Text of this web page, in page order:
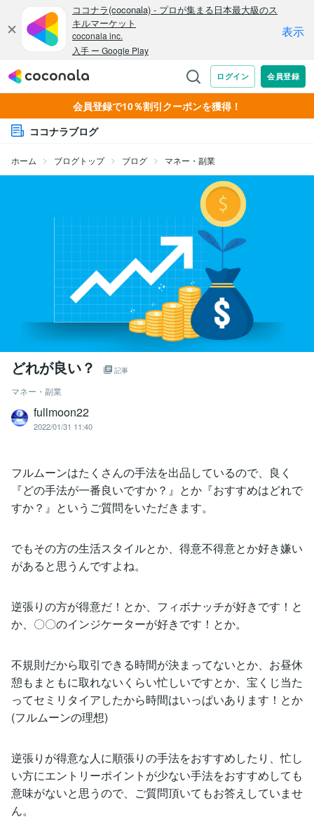
会員登録で10％割引クーポンを獲得！
ココナラブログ
ホーム ブログトップ ブログ マネー・副業
どれが良い？ 記事
マネー・副業
fullmoon22
2022/01/31 11:40
フルムーンはたくさんの手法を出品しているので、良く
『どの手法が一番良いですか？』とか『おすすめはどれで
すか？』というご質問をいただきます。
でもその方の生活スタイルとか、得意不得意とか好き嫌い
があると思うんですよね。
逆張りの方が得意だ！とか、フィボナッチが好きです！と
か、〇〇のインジケーターが好きです！とか。
不規則だから取引できる時間が決まってないとか、お昼休
憩もまともに取れないくらい忙しいですとか、宝くじ当た
ってセミリタイアしたから時間はいっぱいあります！とか
(フルムーンの理想)
逆張りが得意な人に順張りの手法をおすすめしたり、忙し
い方にエントリーポイントが少ない手法をおすすめしても
意味がないと思うので、ご質問頂いてもお答えしていませ
ん。